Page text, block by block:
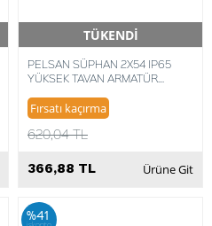
TÜKENDİ
Hızlı Teslimat
PELSAN SÜPHAN 2X54 IP65
YÜKSEK TAVAN ARMATÜR
Fırsatı kaçırma
620,04 TL
366,88 TL Ürüne Git
%41